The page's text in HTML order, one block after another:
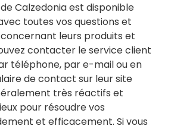
Calzedonia est disponible
toutes vos questions et
leurs produits et
contacter le service client
téléphone, par e-mail ou en
de contact sur leur site
très réactifs et
pour résoudre vos
et efficacement. Si vous